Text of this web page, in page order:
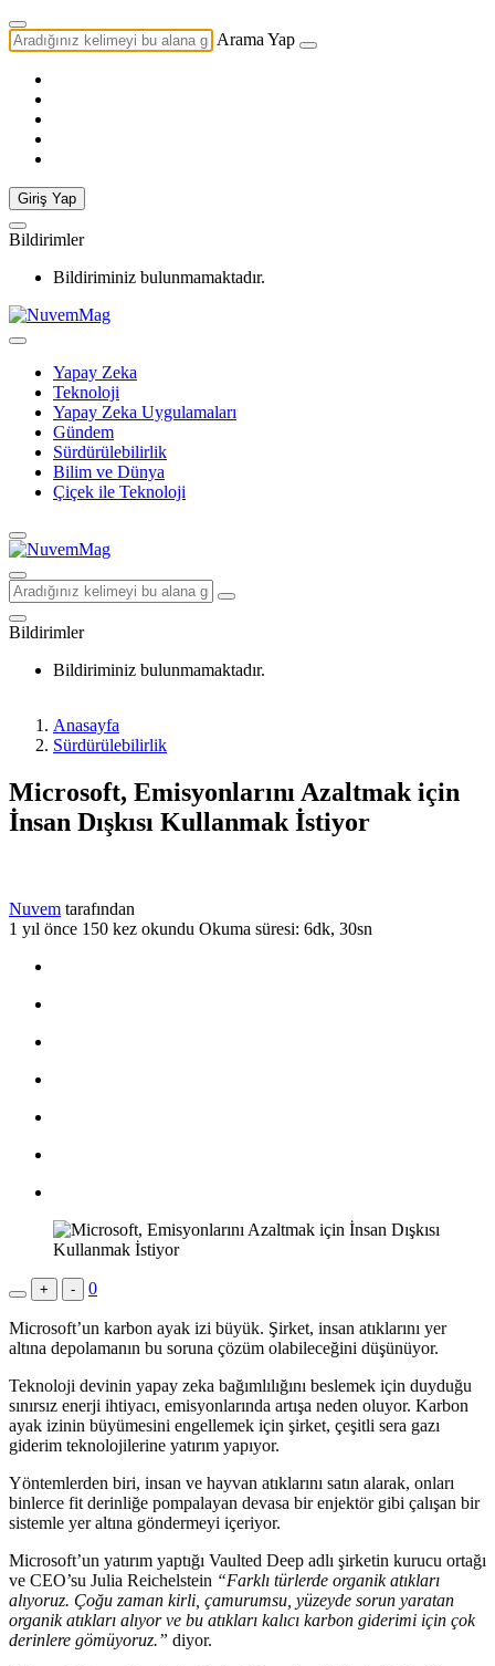
Arama Yap
Giriş Yap
Bildirimler
Bildiriminiz bulunmamaktadır.
Yapay Zeka
Teknoloji
Yapay Zeka Uygulamaları
Gündem
Sürdürülebilirlik
Bilim ve Dünya
Çiçek ile Teknoloji
Bildirimler
Bildiriminiz bulunmamaktadır.
Anasayfa
Sürdürülebilirlik
Microsoft, Emisyonlarını Azaltmak için
İnsan Dışkısı Kullanmak İstiyor
Nuvem tarafından
1 yıl önce 150 kez okundu Okuma süresi: 6dk, 30sn
+ - 0
Microsoft’un karbon ayak izi büyük. Şirket, insan atıklarını yer
altına depolamanın bu soruna çözüm olabileceğini düşünüyor.
Teknoloji devinin yapay zeka bağımlılığını beslemek için duyduğu
sınırsız enerji ihtiyacı, emisyonlarında artışa neden oluyor. Karbon
ayak izinin büyümesini engellemek için şirket, çeşitli sera gazı
giderim teknolojilerine yatırım yapıyor.
Yöntemlerden biri, insan ve hayvan atıklarını satın alarak, onları
binlerce fit derinliğe pompalayan devasa bir enjektör gibi çalışan bir
sistemle yer altına göndermeyi içeriyor.
Microsoft’un yatırım yaptığı Vaulted Deep adlı şirketin kurucu ortağı
ve CEO’su Julia Reichelstein “Farklı türlerde organik atıkları
alıyoruz. Çoğu zaman kirli, çamurumsu, yüzeyde sorun yaratan
organik atıkları alıyor ve bu atıkları kalıcı karbon giderimi için çok
derinlere gömüyoruz.” diyor.